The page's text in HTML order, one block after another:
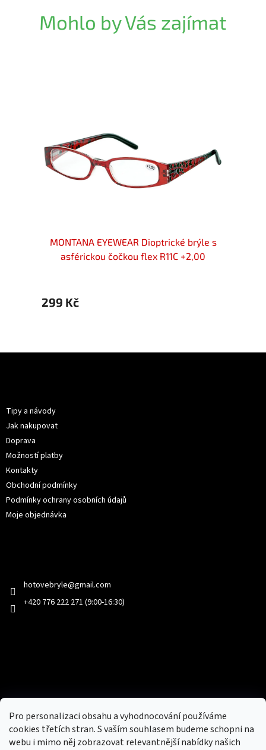
Pro personalizaci obsahu a vyhodnocování používáme
cookies třetích stran. S vaším souhlasem budeme schopni na
webu i mimo něj zobrazovat relevantnější nabídky našich
Mohlo by Vás zajímat
MONTANA EYEWEAR Dioptrické brýle s
asférickou čočkou flex R11C +2,00
299 Kč
Tipy a návody
Jak nakupovat
Doprava
Možností platby
Kontakty
Obchodní podmínky
Podmínky ochrany osobních údajů
Moje objednávka
hotovebryle@gmail.com
+420 776 222 271 (9:00-16:30)